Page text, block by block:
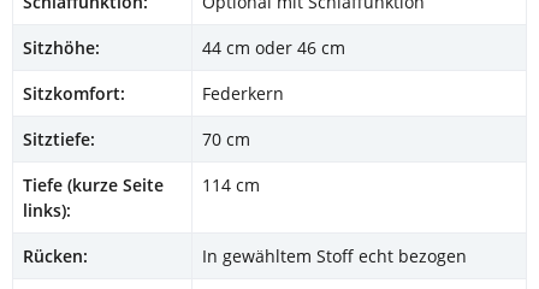
Sitzhöhe:
44 cm oder 46 cm
Sitzkomfort:
Federkern
Sitztiefe:
70 cm
Tiefe (kurze Seite
links):
114 cm
Rücken: In gewähltem Stoff echt bezogen